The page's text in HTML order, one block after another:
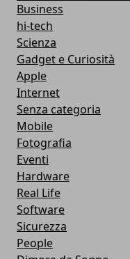
Business
hi-tech
Scienza
Gadget e Curiosità
Apple
Internet
Senza categoria
Mobile
Fotografia
Eventi
Hardware
Real Life
Software
Sicurezza
People